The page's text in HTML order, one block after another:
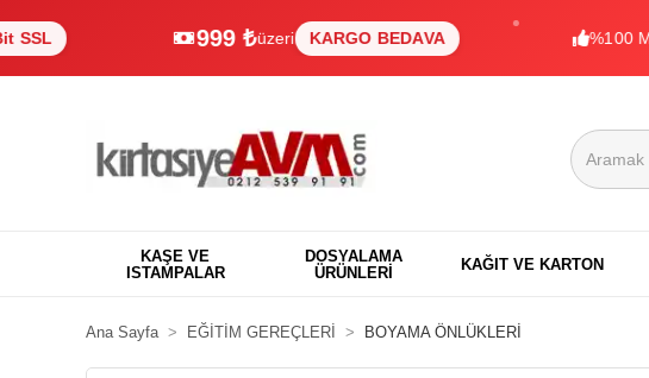
999 ₺üzeri KARGO BEDAVA %100 Müşteri
KAŞE VE
ISTAMPALAR
DOSYALAMA
ÜRÜNLERİ
KAĞIT VE KARTON
Ana Sayfa EĞİTİM GEREÇLERİ BOYAMA ÖNLÜKLERİ